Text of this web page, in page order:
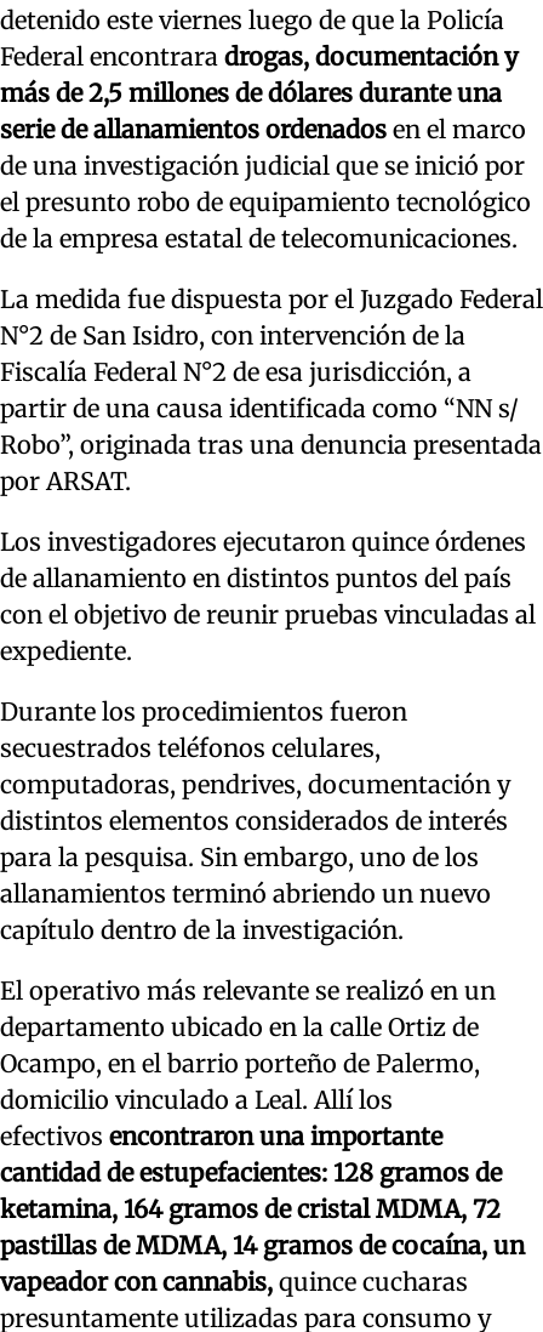
detenido este viernes luego de que la Policía
Federal encontrara drogas, documentación y
más de 2,5 millones de dólares durante una
serie de allanamientos ordenados en el marco
de una investigación judicial que se inició por
el presunto robo de equipamiento tecnológico
de la empresa estatal de telecomunicaciones.
La medida fue dispuesta por el Juzgado Federal
N°2 de San Isidro, con intervención de la
Fiscalía Federal N°2 de esa jurisdicción, a
partir de una causa identificada como “NN s/
Robo”, originada tras una denuncia presentada
por ARSAT.
Los investigadores ejecutaron quince órdenes
de allanamiento en distintos puntos del país
con el objetivo de reunir pruebas vinculadas al
expediente.
Durante los procedimientos fueron
secuestrados teléfonos celulares,
computadoras, pendrives, documentación y
distintos elementos considerados de interés
para la pesquisa. Sin embargo, uno de los
allanamientos terminó abriendo un nuevo
capítulo dentro de la investigación.
El operativo más relevante se realizó en un
departamento ubicado en la calle Ortiz de
Ocampo, en el barrio porteño de Palermo,
domicilio vinculado a Leal. Allí los
efectivos encontraron una importante
cantidad de estupefacientes: 128 gramos de
ketamina, 164 gramos de cristal MDMA, 72
pastillas de MDMA, 14 gramos de cocaína, un
vapeador con cannabis, quince cucharas
presuntamente utilizadas para consumo y